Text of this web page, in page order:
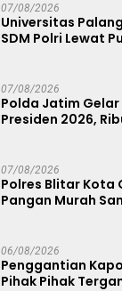
07/08/2026
Universitas
SDM Polri Lewat
07/08/2026
Polda Jatim
Presiden 2026,
07/08/2026
Polres Blitar Kota
Pangan Murah
06/08/2026
Penggantian
Pihak Pihak